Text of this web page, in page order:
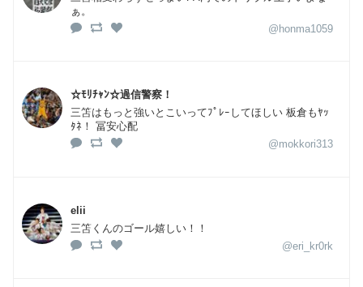
ぁ。
@honma1059
☆ﾓﾘﾁｬﾝ☆過信警察！
三笘はもっと強いとこいってﾌﾟﾚｰしてほしい 板倉もﾔｯ
ﾀﾈ！ 冨安心配
@mokkori313
elii
三笘くんのゴール嬉しい！！
@eri_kr0rk